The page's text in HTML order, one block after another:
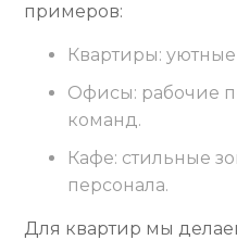
примеров:
Квартиры:
Офисы: рабочие
команд.
Кафе: стильные
персонала.
Для квартир мы